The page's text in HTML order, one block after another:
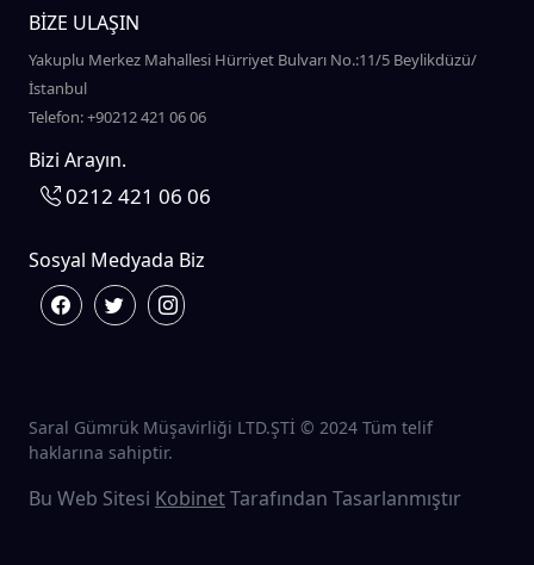
BİZE ULAŞIN
Yakuplu Merkez Mahallesi Hürriyet Bulvarı No.:11/5 Beylikdüzü/
İstanbul
Telefon: +90212 421 06 06
Bizi Arayın.
0212 421 06 06
Sosyal Medyada Biz
Saral Gümrük Müşavirliği LTD.ŞTİ © 2024 Tüm telif
haklarına sahiptir.
Bu Web Sitesi KobinetTarafından Tasarlanmıştır